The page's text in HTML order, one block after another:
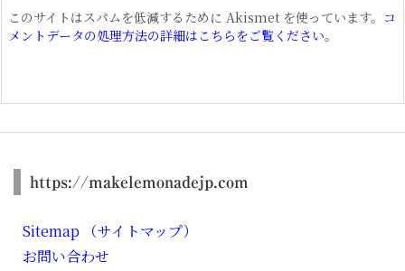
このサイトはスパムを低減するために Akismet を使っています。 コ
メントデータの処理方法の詳細はこちらをご覧ください。
https://makelemonadejp.com
Sitemap （サイトマップ）
お問い合わせ